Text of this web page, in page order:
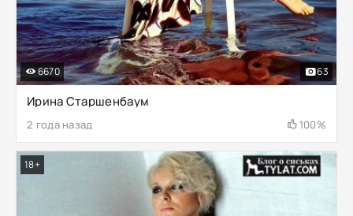
Ирина Старшенбаум
2 года назад 100%
6670 63
18+